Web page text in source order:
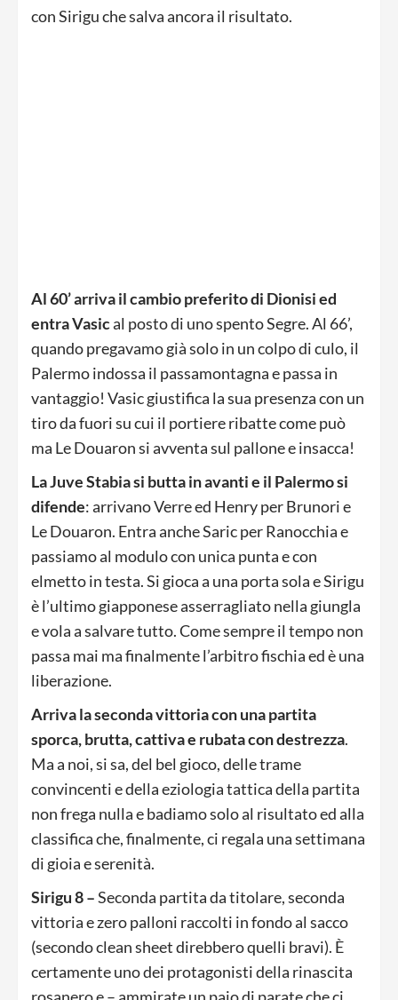
con Sirigu che salva ancora il risultato.
Al 60’ arriva il cambio preferito di Dionisi ed
entra Vasical posto di uno spento Segre. Al 66’,
quando pregavamo già solo in un colpo di culo, il
Palermo indossa il passamontagna e passa in
vantaggio! Vasic giustifica la sua presenza con un
tiro da fuori su cui il portiere ribatte come può
ma Le Douaron si avventa sul pallone e insacca!
La Juve Stabia si butta in avanti e il Palermo si
difende: arrivano Verre ed Henry per Brunori e
Le Douaron. Entra anche Saric per Ranocchia e
passiamo al modulo con unica punta e con
elmetto in testa. Si gioca a una porta sola e Sirigu
è l’ultimo giapponese asserragliato nella giungla
e vola a salvare tutto. Come sempre il tempo non
passa mai ma finalmente l’arbitro fischia ed è una
liberazione.
Arriva la seconda vittoria con una partita
sporca, brutta, cattiva e rubata con destrezza.
Ma a noi, si sa, del bel gioco, delle trame
convincenti e della eziologia tattica della partita
non frega nulla e badiamo solo al risultato ed alla
classifica che, finalmente, ci regala una settimana
di gioia e serenità.
Sirigu 8 –Seconda partita da titolare, seconda
vittoria e zero palloni raccolti in fondo al sacco
(secondo clean sheet direbbero quelli bravi). È
certamente uno dei protagonisti della rinascita